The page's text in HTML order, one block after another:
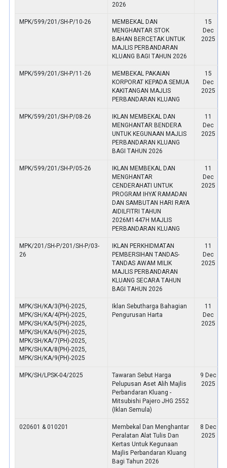
2026
MPK/599/201/SH-P/10-26
MEMBEKAL DAN
MENGHANTAR STOK
BAHAN BERCETAK UNTUK
MAJLIS PERBANDARAN
KLUANG BAGI TAHUN 2026
15
Dec
2025
MPK/599/201/SH-P/11-26
MEMBEKAL PAKAIAN
KORPORAT KEPADA SEMUA
KAKITANGAN MAJLIS
PERBANDARAN KLUANG
15
Dec
2025
MPK/599/201/SH-P/08-26
IKLAN MEMBEKAL DAN
MENGHANTAR BENDERA
UNTUK KEGUNAAN MAJLIS
PERBANDARAN KLUANG
BAGI TAHUN 2026
11
Dec
2025
MPK/599/201/SH-P/05-26
IKLAN MEMBEKAL DAN
MENGHANTAR
CENDERAHATI UNTUK
PROGRAM IHYA’ RAMADAN
DAN SAMBUTAN HARI RAYA
AIDILFITRI TAHUN
2026M1447H MAJLIS
PERBANDARAN KLUANG
11
Dec
2025
MPK/201/SH-P/201/SH-P/03-
26
IKLAN PERKHIDMATAN
PEMBERSIHAN TANDAS-
TANDAS AWAM MILIK
MAJLIS PERBANDARAN
KLUANG SECARA TAHUN
BAGI TAHUN 2026
11
Dec
2025
MPK/SH/KA/3(PH)-2025,
MPK/SH/KA/4(PH)-2025,
MPK/SH/KA/5(PH)-2025,
MPK/SH/KA/6(PH)-2025,
MPK/SH/KA/7(PH)-2025,
MPK/SH/KA/8(PH)-2025,
MPK/SH/KA/9(PH)-2025
Iklan Sebutharga Bahagian
Pengurusan Harta
11
Dec
2025
MPK/SH/LPSK-04/2025
Tawaran Sebut Harga
Pelupusan Aset Alih Majlis
Perbandaran Kluang -
Mitsubishi Pajero JHG 2552
(Iklan Semula)
9 Dec
2025
020601 & 010201
Membekal Dan Menghantar
Peralatan Alat Tulis Dan
Kertas Untuk Kegunaan
Majlis Perbandaran Kluang
Bagi Tahun 2026
8 Dec
2025